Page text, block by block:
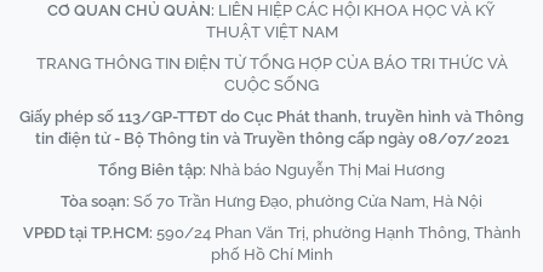
CƠ QUAN CHỦ QUẢN: LIÊN HIỆP CÁC HỘI KHOA HỌC VÀ KỸ
THUẬT VIỆT NAM
TRANG THÔNG TIN ĐIỆN TỬ TỔNG HỢP CỦA BÁO TRI THỨC VÀ
CUỘC SỐNG
Giấy phép số 113/GP-TTĐT do Cục Phát thanh, truyền hình và Thông
tin điện tử - Bộ Thông tin và Truyền thông cấp ngày 08/07/2021
Tổng Biên tập: Nhà báo Nguyễn Thị Mai Hương
Tòa soạn: Số 70 Trần Hưng Đạo, phường Cửa Nam, Hà Nội
VPĐD tại TP.HCM: 590/24 Phan Văn Trị, phường Hạnh Thông, Thành
phố Hồ Chí Minh